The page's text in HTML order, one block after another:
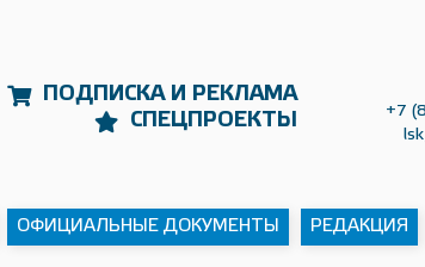
ПОДПИСКА И РЕКЛАМА
СПЕЦПРОЕКТЫ
+7
ОФИЦИАЛЬНЫЕ ДОКУМЕНТЫ РЕДАКЦИЯ